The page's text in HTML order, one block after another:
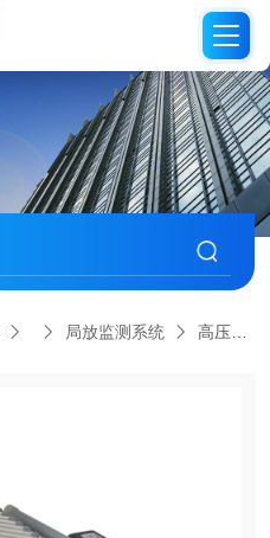
局放监测系统 高压电缆局部放电在线监测传感器-微耗